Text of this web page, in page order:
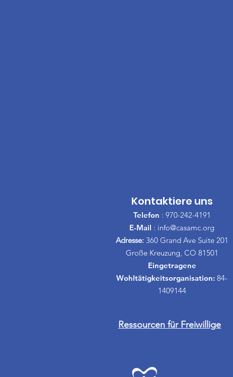
Kontaktiere uns
Telefon : 970-242-4191
E-Mail : info@casamc.org
Adresse:360 Grand Ave Suite 201
Große Kreuzung, CO 81501
Eingetragene
Wohltätigkeitsorganisation: 84-
1409144
Ressourcen für Freiwillige